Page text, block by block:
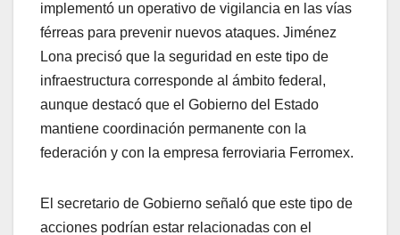
implementó un operativo de vigilancia en las vías
férreas para prevenir nuevos ataques. Jiménez
Lona precisó que la seguridad en este tipo de
infraestructura corresponde al ámbito federal,
aunque destacó que el Gobierno del Estado
mantiene coordinación permanente con la
federación y con la empresa ferroviaria Ferromex.
El secretario de Gobierno señaló que este tipo de
acciones podrían estar relacionadas con el